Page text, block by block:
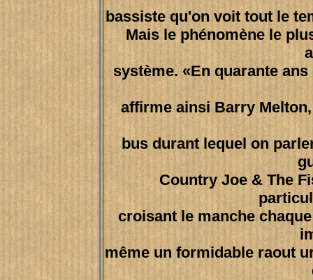
bassiste qu'on voit tout le
Mais le phénomène le
système. «En quarante
affirme ainsi Barry
bus durant lequel on
Country Joe & The
croisant le manche
même un formidable raout